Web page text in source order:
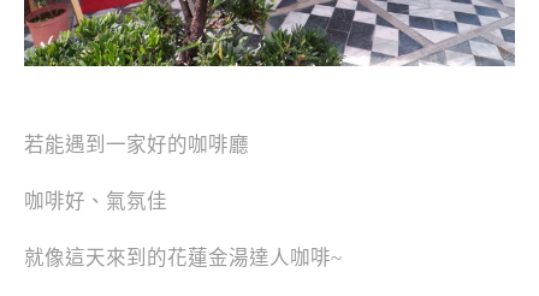
若能遇到一家好的咖啡廳
咖啡好、氣氛佳
就像這天來到的花蓮金湯達人咖啡~